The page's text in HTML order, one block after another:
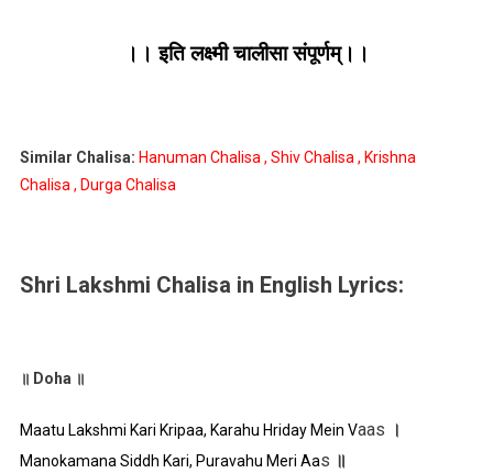
।। इति लक्ष्मी चालीसा संपूर्णम्।।
Similar Chalisa: Hanuman Chalisa , Shiv Chalisa , Krishna
Chalisa , Durga Chalisa
Shri Lakshmi Chalisa in English Lyrics:
॥ Doha ॥
Maatu Lakshmi Kari Kripaa, Karahu Hriday Mein Vaas ।
Manokamana Siddh Kari, Puravahu Meri Aas ॥